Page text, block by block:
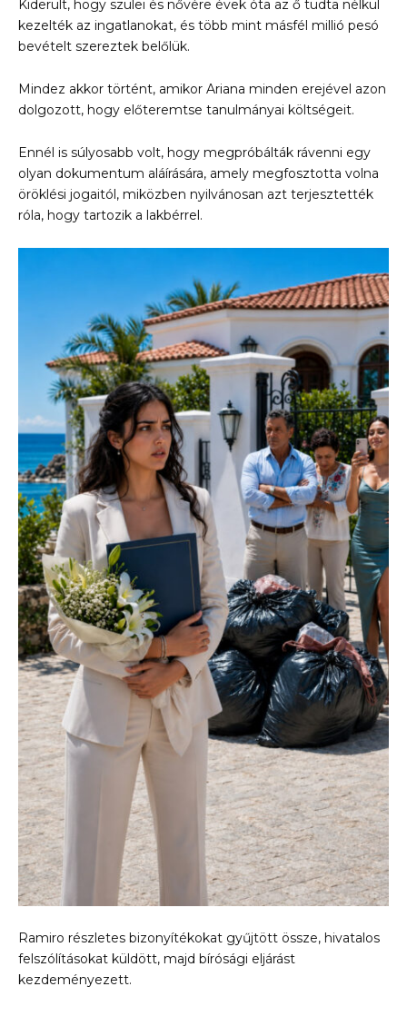
Kiderült, hogy szülei és nővére évek óta az ő tudta nélkül
kezelték az ingatlanokat, és több mint másfél millió pesó
bevételt szereztek belőlük.
Mindez akkor történt, amikor Ariana minden erejével azon
dolgozott, hogy előteremtse tanulmányai költségeit.
Ennél is súlyosabb volt, hogy megpróbálták rávenni egy
olyan dokumentum aláírására, amely megfosztotta volna
öröklési jogaitól, miközben nyilvánosan azt terjesztették
róla, hogy tartozik a lakbérrel.
Ramiro részletes bizonyítékokat gyűjtött össze, hivatalos
felszólításokat küldött, majd bírósági eljárást
kezdeményezett.